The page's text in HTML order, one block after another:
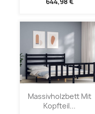
Massivholzbett Mit
Kopfteil...